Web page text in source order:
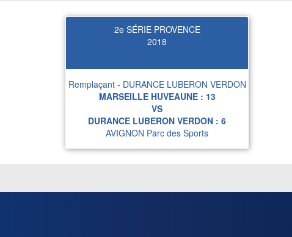
2e SÉRIE PROVENCE
2018
Remplaçant - DURANCE LUBERON VERDON
MARSEILLE HUVEAUNE : 13
VS
DURANCE LUBERON VERDON : 6
AVIGNON Parc des Sports